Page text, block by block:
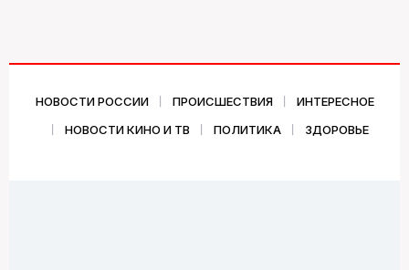
НОВОСТИ РОССИИ ПРОИСШЕСТВИЯ
ИНТЕРЕСНОЕ
НОВОСТИ КИНО И ТВ
ПОЛИТИКА ЗДОРОВЬЕ